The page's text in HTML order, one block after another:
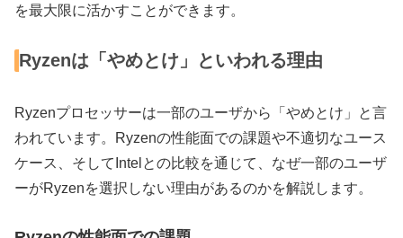
を最大限に活かすことができます。
Ryzenは「やめとけ」といわれる理由
Ryzenプロセッサーは一部のユーザから「やめとけ」と言
われています。Ryzenの性能面での課題や不適切なユース
ケース、そしてIntelとの比較を通じて、なぜ一部のユーザ
ーがRyzenを選択しない理由があるのかを解説します。